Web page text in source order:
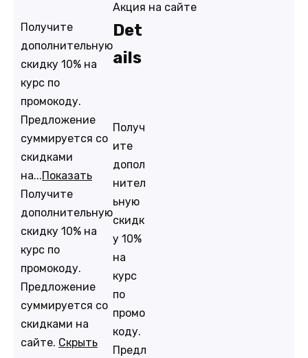
Получите
дополнительную
скидку 10% на
курс по
промокоду.
Предложение
суммируется со
скидками
на...Показать
Получите
дополнительную
скидку 10% на
курс по
промокоду.
Предложение
суммируется со
скидками на
сайте. Скрыть
Акция на сайте
Det
ails
Получ
ите
допол
нител
ьную
скидк
у 10%
на
курс
по
промо
коду.
Предл